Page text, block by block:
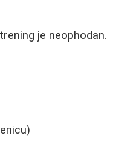
je neophodan.